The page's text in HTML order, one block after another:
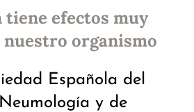
efectos muy
organismo
Española del
y de